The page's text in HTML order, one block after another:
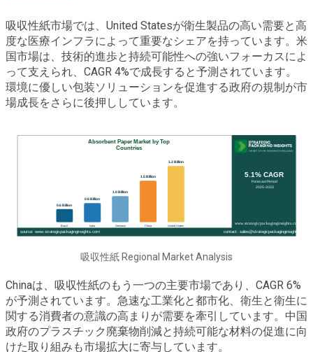
吸収性紙市場では、United Statesが衛生製品の高い需要と高
度な医療インフラによって重要なシェアを持っています。米
国市場は、技術的進歩と持続可能性への強いフォーカスによ
って支えられ、CAGR 4%で成長すると予測されています。
環境に優しい包装ソリューションを促進する政府の規制が市
場成長をさらに後押ししています。
吸収性紙 Regional Market Analysis
Chinaは、吸収性紙のもう一つの主要市場であり、CAGR 6%
が予測されています。急速な工業化と都市化、衛生と衛生に
関する消費者の意識の高まりが需要を牽引しています。中国
政府のプラスチック廃棄物削減と持続可能な材料の促進に向
けた取り組みも市場拡大に寄与しています。